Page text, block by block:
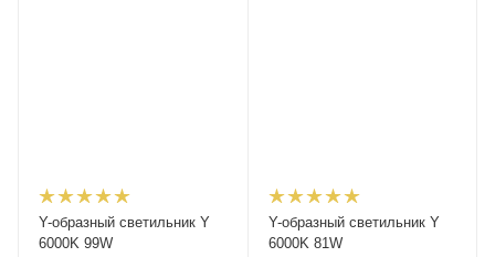
Y-образный светильник Y
6000K 99W
Y-образный светильник Y
6000K 81W